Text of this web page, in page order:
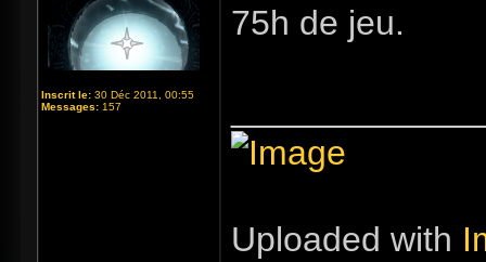
Inscrit le: 30 Déc 2011, 00:55
Messages: 157
75h de jeu.
Uploaded with